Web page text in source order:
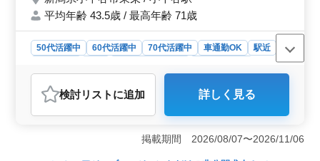
児休業取得推進 今までに積上げた建設の経
す。 会社見学も受け付けています。 ぜひ培
ってきたスキルを活かして働きませんか？
平均年齢 43.5歳 / 最高年齢 71歳
50代活躍中 60代活躍中 70代活躍中 車通勤OK
駅近
派遣社員
おすすめポイント
＜豊富な経験を活かせる環境＞ 建築施工管理経験5年以
上のベテラン技術者を急募しており、これまでの知識と
スキルを存分に発揮できます。転勤がなく、地元で腰を
検討リスト に追加 詳しく見る
掲載期間 2026/08/07〜2026/11/06